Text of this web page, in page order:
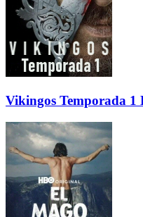
Vikingos Temporada 1